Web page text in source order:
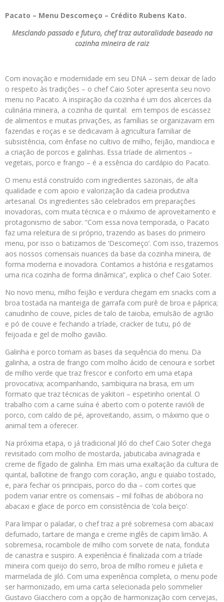
Pacato – Menu Descomeço – Crédito Rubens Kato.
Mesclando passado e futuro, chef traz autoralidade baseado na
cozinha mineira de raiz
Com inovação e modernidade em seu DNA – sem deixar de lado
o respeito às tradições – o chef Caio Soter apresenta seu novo
menu no Pacato. A inspiração da cozinha é um dos alicerces da
culinária mineira, a cozinha de quintal: em tempos de escassez
de alimentos e muitas privações, as famílias se organizavam em
fazendas e roças e se dedicavam à agricultura familiar de
subsistência, com ênfase no cultivo de milho, feijão, mandioca e
a criação de porcos e galinhas. Essa tríade de alimentos –
vegetais, porco e frango – é a essência do cardápio do Pacato.
O menu está construído com ingredientes sazonais, de alta
qualidade e com apoio e valorização da cadeia produtiva
artesanal. Os ingredientes são celebrados em preparações
inovadoras, com muita técnica e o máximo de aproveitamento e
protagonismo de sabor. “Com essa nova temporada, o Pacato
faz uma releitura de si próprio, trazendo as bases do primeiro
menu, por isso o batizamos de ‘Descomeço’. Com isso, trazemos
aos nossos comensais nuances da base da cozinha mineira, de
forma moderna e inovadora. Contamos a história e resgatamos
uma rica cozinha de forma dinâmica”, explica o chef Caio Soter.
No novo menu, milho feijão e verdura chegam em snacks com a
broa tostada na manteiga de garrafa com purê de broa e páprica;
canudinho de couve, picles de talo de taioba, emulsão de agrião
e pó de couve e fechando a tríade, cracker de tutu, pó de
feijoada e gel de molho gavião.
Galinha e porco tomam as bases da sequência do menu. Da
galinha, a ostra de frango com molho ácido de cenoura e sorbet
de milho verde que traz frescor e conforto em uma etapa
provocativa; acompanhando, sambiquira na brasa, em um
formato que traz técnicas de yakitori – espetinho oriental. O
trabalho com a carne suína é aberto com o potente ravióli de
porco, com caldo de pé, aproveitando, assim, o máximo que o
animal tem a oferecer.
Na próxima etapa, o já tradicional Jiló do chef Caio Soter chega
revisitado com molho de mostarda, jabuticaba avinagrada e
creme de fígado de galinha. Em mais uma exaltação da cultura de
quintal, ballotine de frango com coração, angu e quiabo tostado,
e, para fechar os principais, porco do dia – com cortes que
podem variar entre os comensais – mil folhas de abóbora no
abacaxi e glace de porco em consistência de ‘cola beiço’.
Para limpar o paladar, o chef traz a pré sobremesa com abacaxi
defumado, tartare de manga e creme inglês de capim limão. A
sobremesa, rocambole de milho com sorvete de nata, fonduta
de canastra e suspiro. A experiência é finalizada com a tríade
mineira com queijo do serro, broa de milho romeu e julieta e
marmelada de jiló. Com uma experiência completa, o menu pode
ser harmonizado, em uma carta selecionada pelo sommelier
Gustavo Giacchero com a opção de harmonização com cervejas,